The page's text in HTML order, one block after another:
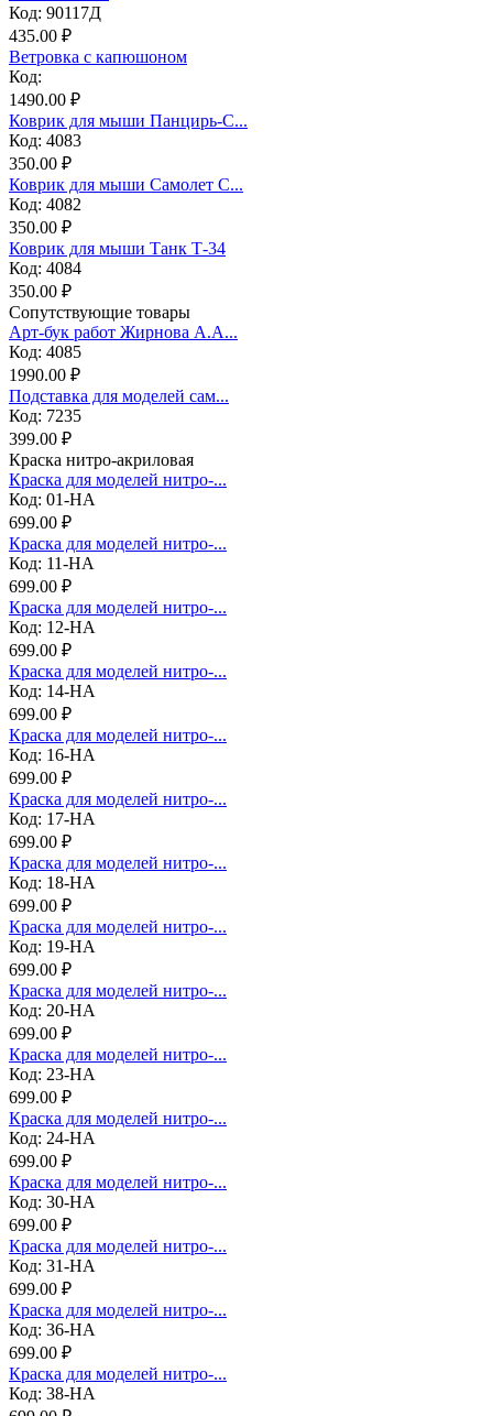
Код: 90117Д
435.00 ₽
Ветровка с капюшоном
Код:
1490.00 ₽
Коврик для мыши Панцирь-С...
Код: 4083
350.00 ₽
Коврик для мыши Самолет С...
Код: 4082
350.00 ₽
Коврик для мыши Танк Т-34
Код: 4084
350.00 ₽
Сопутствующие товары
Арт-бук работ Жирнова А.А...
Код: 4085
1990.00 ₽
Подставка для моделей сам...
Код: 7235
399.00 ₽
Краска нитро-акриловая
Краска для моделей нитро-...
Код: 01-НА
699.00 ₽
Краска для моделей нитро-...
Код: 11-НА
699.00 ₽
Краска для моделей нитро-...
Код: 12-НА
699.00 ₽
Краска для моделей нитро-...
Код: 14-НА
699.00 ₽
Краска для моделей нитро-...
Код: 16-НА
699.00 ₽
Краска для моделей нитро-...
Код: 17-НА
699.00 ₽
Краска для моделей нитро-...
Код: 18-НА
699.00 ₽
Краска для моделей нитро-...
Код: 19-НА
699.00 ₽
Краска для моделей нитро-...
Код: 20-НА
699.00 ₽
Краска для моделей нитро-...
Код: 23-НА
699.00 ₽
Краска для моделей нитро-...
Код: 24-НА
699.00 ₽
Краска для моделей нитро-...
Код: 30-НА
699.00 ₽
Краска для моделей нитро-...
Код: 31-НА
699.00 ₽
Краска для моделей нитро-...
Код: 36-НА
699.00 ₽
Краска для моделей нитро-...
Код: 38-НА